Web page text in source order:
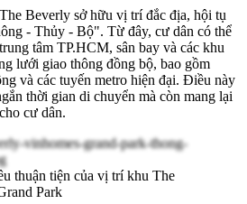
The Beverly sở hữu vị trí đắc địa, hội tụ
- Thủy - Bộ". Từ đây, cư dân có thể
tâm TP.HCM, sân bay và các khu
lưới giao thông đồng bộ, bao gồm
và các tuyến metro hiện đại. Điều này
thời gian di chuyển mà còn mang lại
cư dân.
thuận tiện của vị trí khu The
Park